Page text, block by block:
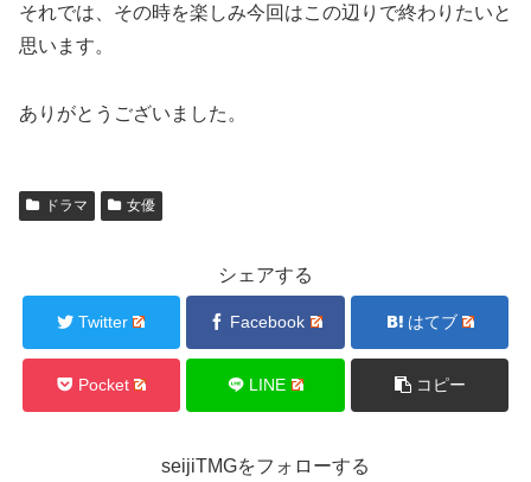
それでは、その時を楽しみ今回はこの辺りで終わりたいと
思います。
ありがとうございました。
ドラマ 女優
シェアする
Twitter Facebook はてブ
Pocket LINE コピー
seijiTMGをフォローする